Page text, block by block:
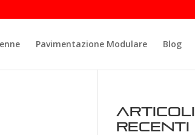
Pavimentazione Modulare Blog
Articoli
recenti